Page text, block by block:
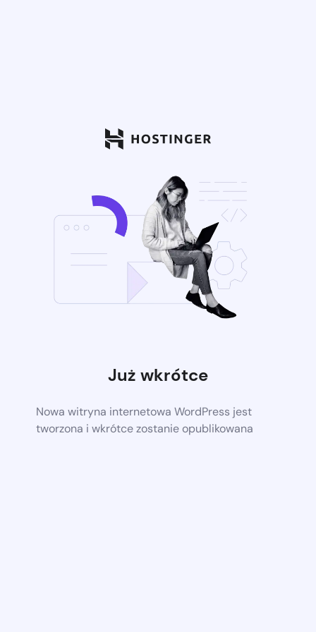
Już wkrótce
Nowa witryna internetowa WordPress jest
tworzona i wkrótce zostanie opublikowana